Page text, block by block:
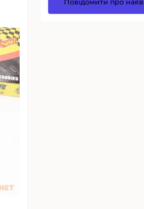
Повідомити про